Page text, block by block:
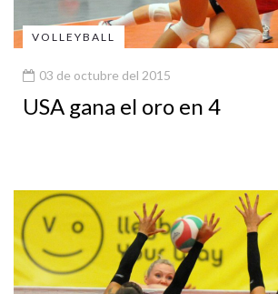
VOLLEYBALL
03 de octubre del 2015
USA gana el oro en 4